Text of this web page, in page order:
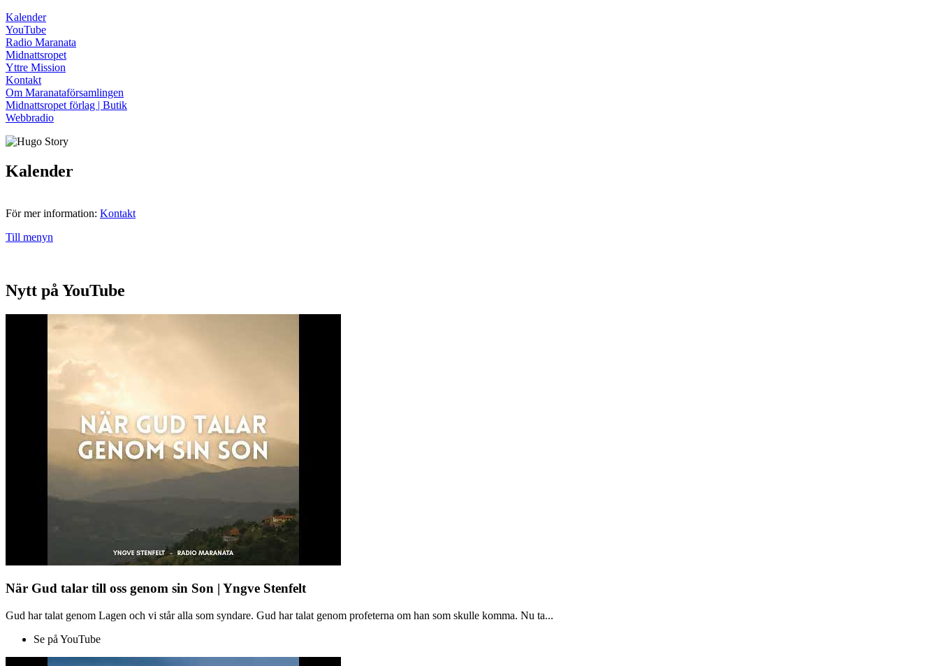
Kalender
YouTube
Radio Maranata
Midnattsropet
Yttre Mission
Kontakt
Om Maranataförsamlingen
Midnattsropet förlag | Butik
Webbradio
Kalender
För mer information: Kontakt
Till menyn
Nytt på YouTube
När Gud talar till oss genom sin Son | Yngve Stenfelt
Gud har talat genom Lagen och vi står alla som syndare. Gud har talat genom profeterna om han som skulle komma. Nu ta...
Se på YouTube